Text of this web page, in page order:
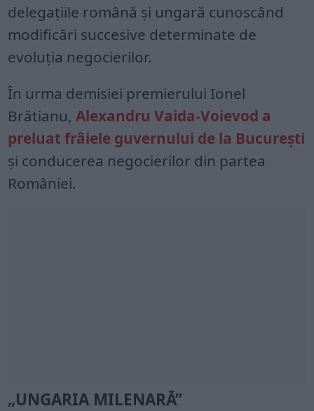
delegaţiile română şi ungară cunoscând
modificări succesive determinate de
evoluţia negocierilor.
În urma demisiei premierului Ionel
Brătianu,Alexandru Vaida-Voievod a
preluat frâiele guvernului de la Bucureşti
şi conducerea negocierilor din partea
României.
„UNGARIA MILENARĂ”